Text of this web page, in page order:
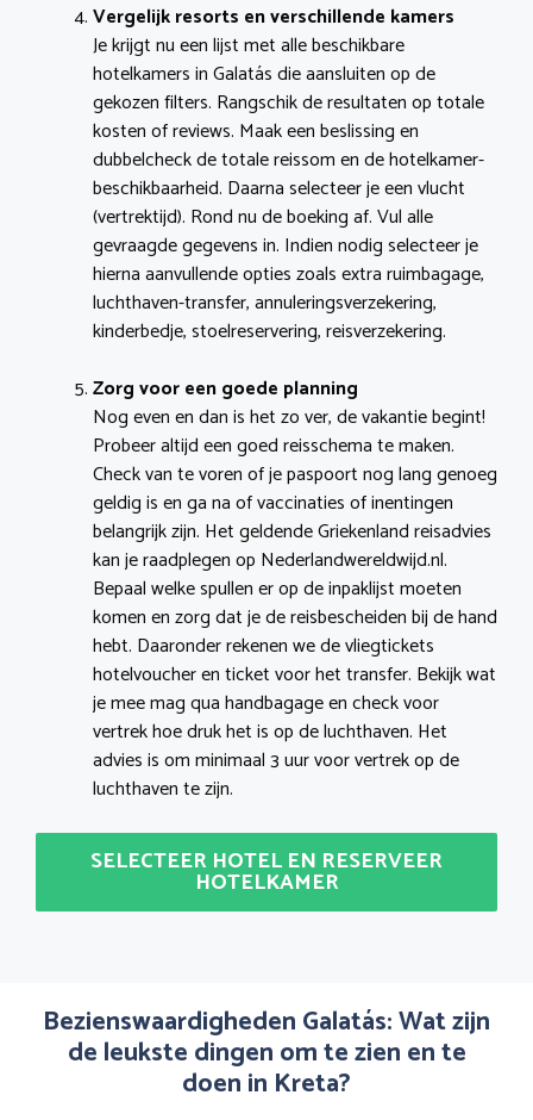
Vergelijk resorts en verschillende kamers
Je krijgt nu een lijst met alle beschikbare
hotelkamers in Galatás die aansluiten op de
gekozen filters. Rangschik de resultaten op totale
kosten of reviews. Maak een beslissing en
dubbelcheck de totale reissom en de hotelkamer-
beschikbaarheid. Daarna selecteer je een vlucht
(vertrektijd). Rond nu de boeking af. Vul alle
gevraagde gegevens in. Indien nodig selecteer je
hierna aanvullende opties zoals extra ruimbagage,
luchthaven-transfer, annuleringsverzekering,
kinderbedje, stoelreservering, reisverzekering.
Zorg voor een goede planning
Nog even en dan is het zo ver, de vakantie begint!
Probeer altijd een goed reisschema te maken.
Check van te voren of je paspoort nog lang genoeg
geldig is en ga na of vaccinaties of inentingen
belangrijk zijn. Het geldende Griekenland reisadvies
kan je raadplegen op Nederlandwereldwijd.nl.
Bepaal welke spullen er op de inpaklijst moeten
komen en zorg dat je de reisbescheiden bij de hand
hebt. Daaronder rekenen we de vliegtickets
hotelvoucher en ticket voor het transfer. Bekijk wat
je mee mag qua handbagage en check voor
vertrek hoe druk het is op de luchthaven. Het
advies is om minimaal 3 uur voor vertrek op de
luchthaven te zijn.
SELECTEER HOTEL EN RESERVEER
HOTELKAMER
Bezienswaardigheden Galatás: Wat zijn
de leukste dingen om te zien en te
doen in Kreta?